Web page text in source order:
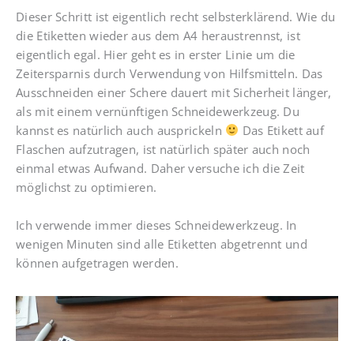
Dieser Schritt ist eigentlich recht selbsterklärend. Wie du
die Etiketten wieder aus dem A4 heraustrennst, ist
eigentlich egal. Hier geht es in erster Linie um die
Zeitersparnis durch Verwendung von Hilfsmitteln. Das
Ausschneiden einer Schere dauert mit Sicherheit länger,
als mit einem vernünftigen Schneidewerkzeug. Du
kannst es natürlich auch ausprickeln
Das Etikett auf
Flaschen aufzutragen, ist natürlich später auch noch
einmal etwas Aufwand. Daher versuche ich die Zeit
möglichst zu optimieren.
Ich verwende immer dieses Schneidewerkzeug. In
wenigen Minuten sind alle Etiketten abgetrennt und
können aufgetragen werden.